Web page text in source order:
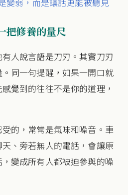
把修養的量尺
人說言語是刀刃。其實刀刃
同一句提醒，如果一開口就
覺到的往往不是你的道理，
的，常常是氣味和噪音。車
、旁若無人的電話，會讓原
變成所有人都被迫參與的噪